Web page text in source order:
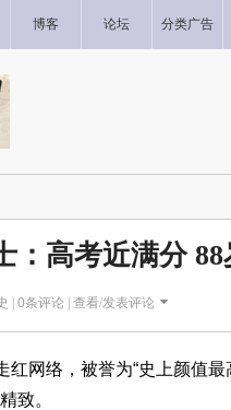
博客 论坛 分类广告
：高考近满分
| 0条评论 | 查看/发表评论
红网络，被誉为“史上颜值
致。